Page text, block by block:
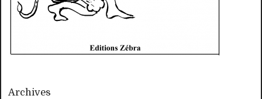
Archives